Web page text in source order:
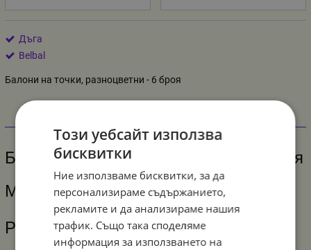
Дъга
Belbal
Балони на точки, разноцветни - 6 броя
Информация
Балони на точки, разноцветни - 6 броя
Материал - латекс
Размер - 30 см
Този уебсайт използва
бисквитки
Ние използваме бисквитки, за да
персонализираме съдържанието,
рекламите и да анализираме нашия
трафик. Също така споделяме
информация за използването на